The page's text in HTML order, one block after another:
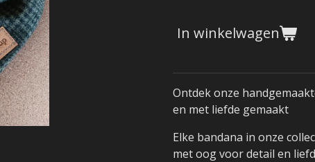
In winkelwagen
Ontdek onze
en met liefde gemaakt
Elke bandana in onze
met oog voor detail en